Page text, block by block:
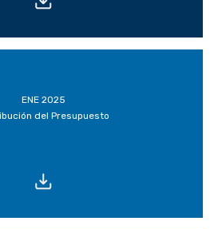
ENE 2025
del Presupuesto